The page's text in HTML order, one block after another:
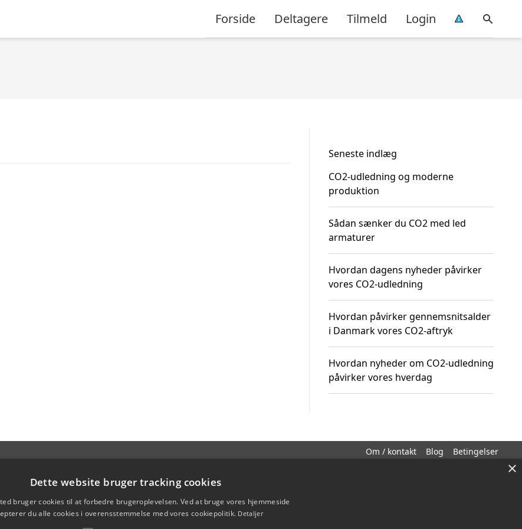
Forside Deltagere Tilmeld Login
Seneste indlæg
CO2-udledning og moderne
produktion
Sådan sænker du CO2 med led
armaturer
Hvordan dagens nyheder påvirker
vores CO2-udledning
Hvordan påvirker gennemsnitsalder
i Danmark vores CO2-aftryk
Hvordan nyheder om CO2-udledning
påvirker vores hverdag
Om / kontakt Blog Betingelser
×
Dette website bruger tracking cookies
bruger cookies til at forbedre brugeroplevelsen. Ved at bruge vores hjemmeside
du alle cookies i overensstemmelse med vores cookiepolitik. Detaljer